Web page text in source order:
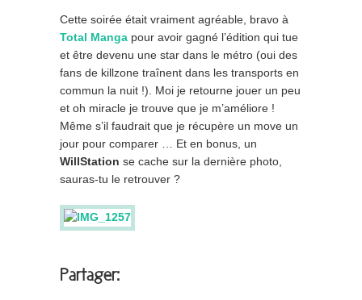
Cette soirée était vraiment agréable, bravo à
Total Manga pour avoir gagné l’édition qui tue
et être devenu une star dans le métro (oui des
fans de killzone traînent dans les transports en
commun la nuit !). Moi je retourne jouer un peu
et oh miracle je trouve que je m’améliore !
Même s’il faudrait que je récupère un move un
jour pour comparer … Et en bonus, un
WillStation se cache sur la dernière photo,
sauras-tu le retrouver ?
Partager: